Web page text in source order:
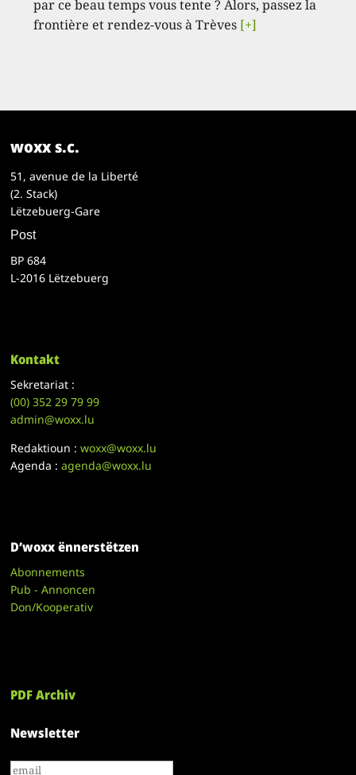
par ce beau temps vous tente ? Alors, passez la
frontière et rendez-vous à Trèves [+]
woxx s.c.
51, avenue de la Liberté
(2. Stack)
Lëtzebuerg-Gare
Post
BP 684
L-2016 Lëtzebuerg
Kontakt
Sekretariat :
(00)352 29 79 99
admin@woxx.lu
Redaktioun :woxx@woxx.lu
Agenda :agenda@woxx.lu
D’woxx ënnerstëtzen
Abonnements
Pub - Annoncen
Don/Kooperativ
PDF Archiv
Newsletter